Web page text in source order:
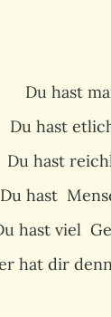
Du hast
Du hast
Du hast
Du hast
hast viel
hat dir